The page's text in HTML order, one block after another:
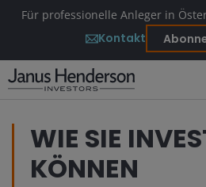
Für professionelle Anleger in
Kontakt
WIE SIE
KÖNNEN